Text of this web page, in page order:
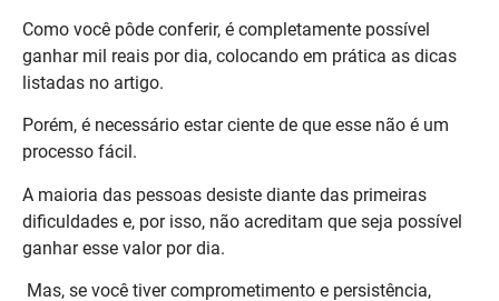
Como você pôde conferir, é completamente possível
ganhar mil reais por dia, colocando em prática as dicas
listadas no artigo.
Porém, é necessário estar ciente de que esse não é um
processo fácil.
A maioria das pessoas desiste diante das primeiras
dificuldades e, por isso, não acreditam que seja possível
ganhar esse valor por dia.
Mas, se você tiver comprometimento e persistência,